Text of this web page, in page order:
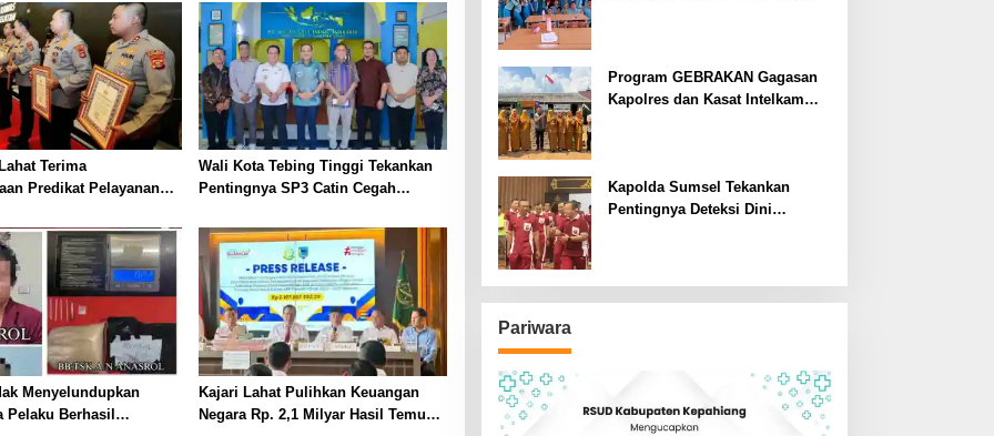
Terima
Predikat Pelayanan
Wali Kota Tebing Tinggi Tekankan
Pentingnya SP3 Catin Cegah
Menyelundupkan
Pelaku Berhasil
Kajari Lahat Pulihkan Keuangan
Negara Rp. 2,1 Milyar Hasil Temuan
Program GEBRAKAN Gagasan
Kapolres dan Kasat Intelkam
Kapolda Sumsel Tekankan
Pentingnya Deteksi Dini
Pariwara